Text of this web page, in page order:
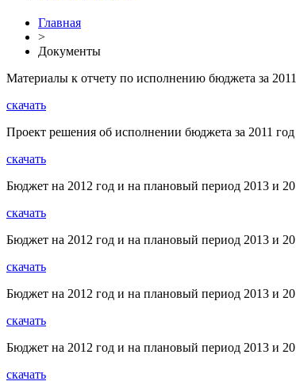
Главная
>
Документы
Материалы к отчету по исполнению бюджета за
скачать
Проект решения об исполнении бюджета за 2011 год
скачать
Бюджет на 2012 год и на плановый период 2013 и
скачать
Бюджет на 2012 год и на плановый период 2013 и
скачать
Бюджет на 2012 год и на плановый период 2013 и
скачать
Бюджет на 2012 год и на плановый период 2013 и
скачать